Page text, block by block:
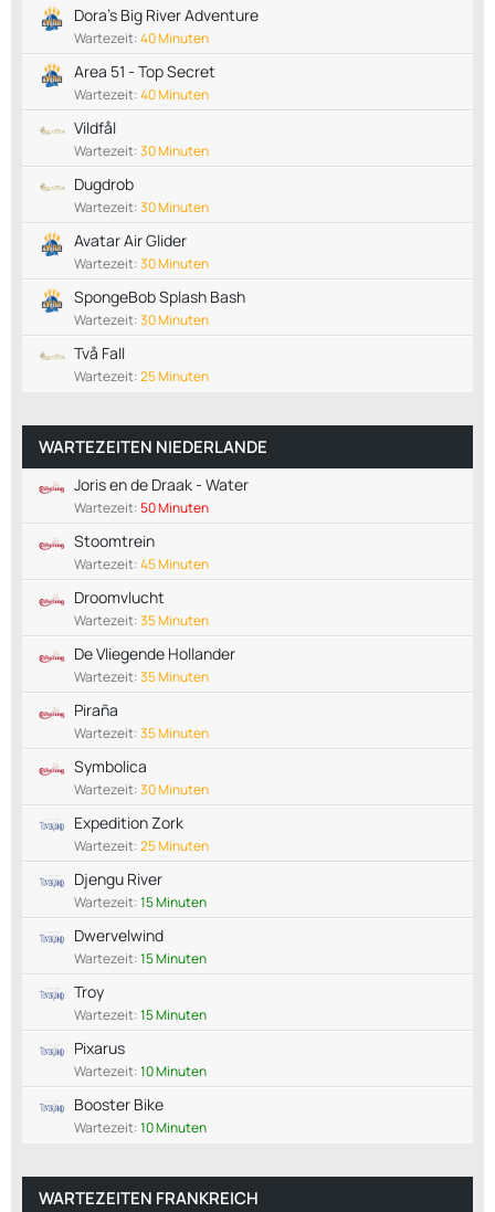
Dora’s Big River Adventure
Wartezeit:40 Minuten
Area 51 - Top Secret
Wartezeit:40 Minuten
Vildfål
Wartezeit:30 Minuten
Dugdrob
Wartezeit:30 Minuten
Avatar Air Glider
Wartezeit:30 Minuten
SpongeBob Splash Bash
Wartezeit:30 Minuten
Två Fall
Wartezeit:25 Minuten
WARTEZEITEN NIEDERLANDE
Joris en de Draak - Water
Wartezeit:50 Minuten
Stoomtrein
Wartezeit:45 Minuten
Droomvlucht
Wartezeit:35 Minuten
De Vliegende Hollander
Wartezeit:35 Minuten
Piraña
Wartezeit:35 Minuten
Symbolica
Wartezeit:30 Minuten
Expedition Zork
Wartezeit:25 Minuten
Djengu River
Wartezeit:15 Minuten
Dwervelwind
Wartezeit:15 Minuten
Troy
Wartezeit:15 Minuten
Pixarus
Wartezeit:10 Minuten
Booster Bike
Wartezeit:10 Minuten
WARTEZEITEN FRANKREICH